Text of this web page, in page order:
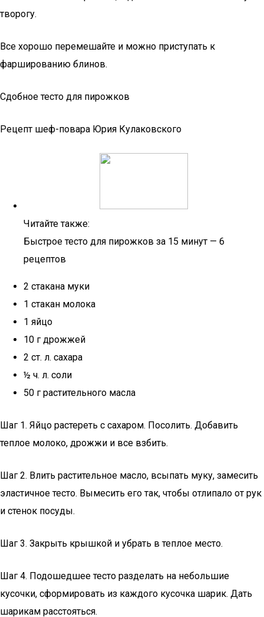
творогу.
Все хорошо перемешайте и можно приступать к
фаршированию блинов.
Сдобное тесто для пирожков
Рецепт шеф-повара Юрия Кулаковского
Читайте также:
Быстрое тесто для пирожков за 15 минут — 6
рецептов
2 стакана муки
1 стакан молока
1 яйцо
10 г дрожжей
2 ст. л. сахара
½ ч. л. соли
50 г растительного масла
Шаг 1. Яйцо растереть с сахаром. Посолить. Добавить
теплое молоко, дрожжи и все взбить.
Шаг 2. Влить растительное масло, всыпать муку, замесить
эластичное тесто. Вымесить его так, чтобы отлипало от рук
и стенок посуды.
Шаг 3. Закрыть крышкой и убрать в теплое место.
Шаг 4. Подошедшее тесто разделать на небольшие
кусочки, сформировать из каждого кусочка шарик. Дать
шарикам расстояться.